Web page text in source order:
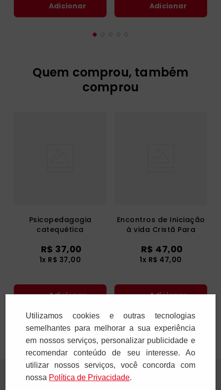
Adicionar Adicionar
Quem comprou, também
comprou
Psicopedagogia
catequética
R$ 37,00
1x R$ 37,00
Adicionar
Encontros de Iniciação
à vida Cristã Para
R$ 47,00
1x R$ 47,00
Adicionar
Receba novidades
Utilizamos cookies e outras tecnologias
semelhantes para melhorar a sua experiência
em nossos serviços, personalizar publicidade e
recomendar conteúdo de seu interesse. Ao
utilizar nossos serviços, você concorda com
nossa Polí­tica de Privacidade.